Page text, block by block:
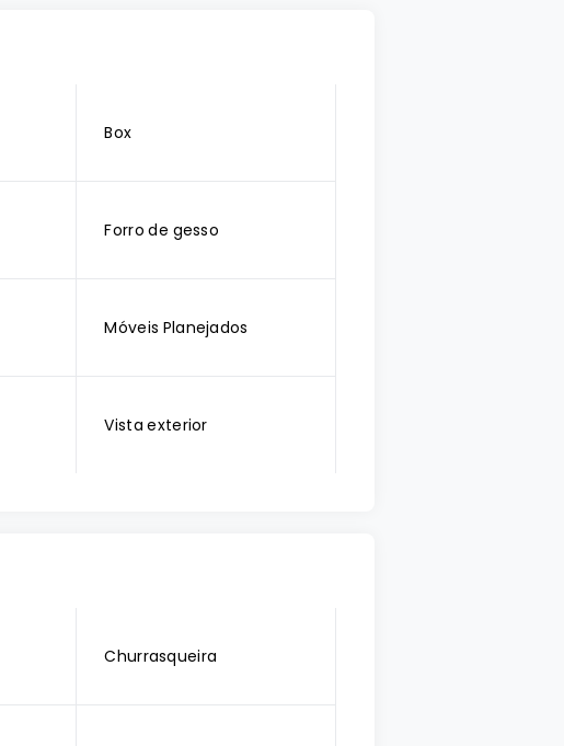
Box
Forro de gesso
Móveis Planejados
Vista exterior
Churrasqueira